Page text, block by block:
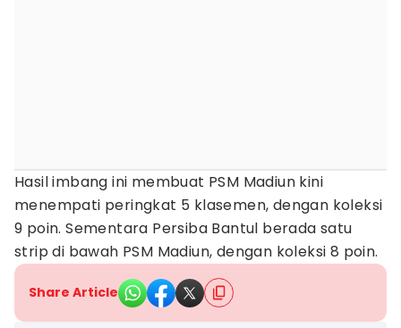
Hasil imbang ini membuat PSM Madiun kini
menempati peringkat 5 klasemen, dengan koleksi
9 poin. Sementara Persiba Bantul berada satu
strip di bawah PSM Madiun, dengan koleksi 8 poin.
Share Article